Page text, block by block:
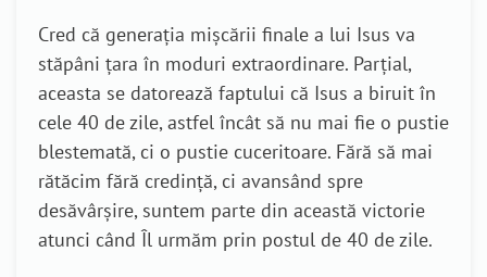
Cred că generația mișcării finale a lui Isus va
stăpâni țara în moduri extraordinare. Parțial,
aceasta se datorează faptului că Isus a biruit în
cele 40 de zile, astfel încât să nu mai fie o pustie
blestemată, ci o pustie cuceritoare. Fără să mai
rătăcim fără credință, ci avansând spre
desăvârșire, suntem parte din această victorie
atunci când Îl urmăm prin postul de 40 de zile.